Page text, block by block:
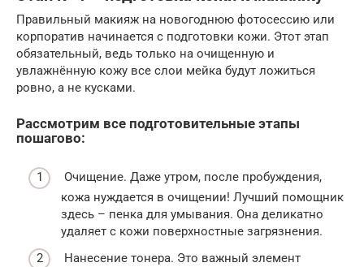
Правильный макияж на новогоднюю фотосессию или
корпоратив начинается с подготовки кожи. Этот этап
обязательный, ведь только на очищенную и
увлажнённую кожу все слои мейка будут ложиться
ровно, а не кусками.
Рассмотрим все подготовительные этапы
пошагово:
Очищение. Даже утром, после пробуждения,
кожа нуждается в очищении! Лучший помощник
здесь – пенка для умывания. Она деликатно
удаляет с кожи поверхностные загрязнения.
Нанесение тонера. Это важный элемент